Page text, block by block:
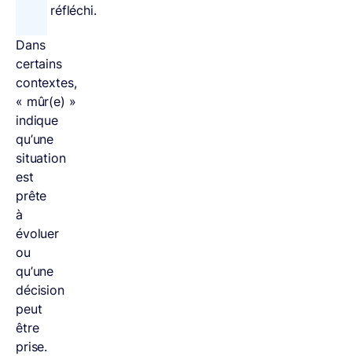
réfléchi.
Dans
certains
contextes,
« mûr(e) »
indique
qu’une
situation
est
prête
à
évoluer
ou
qu’une
décision
peut
être
prise.